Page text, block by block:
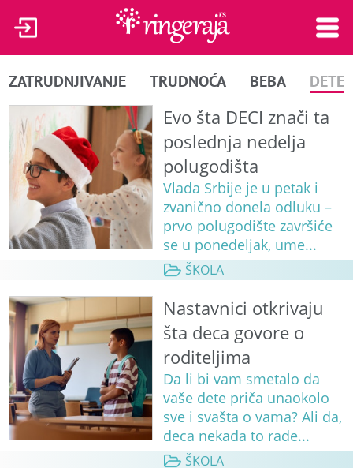
ZATRUDNJIVANJE TRUDNOĆA BEBA DETE
Evo šta DECI znači ta
poslednja nedelja
polugodišta
Vlada Srbije je u petak i
zvanično donela odluku –
prvo polugodište završiće
se u ponedeljak, ume...
ŠKOLA
Nastavnici otkrivaju
šta deca govore o
roditeljima
Da li bi vam smetalo da
vaše dete priča unaokolo
sve i svašta o vama? Ali da,
deca nekada to rade...
ŠKOLA